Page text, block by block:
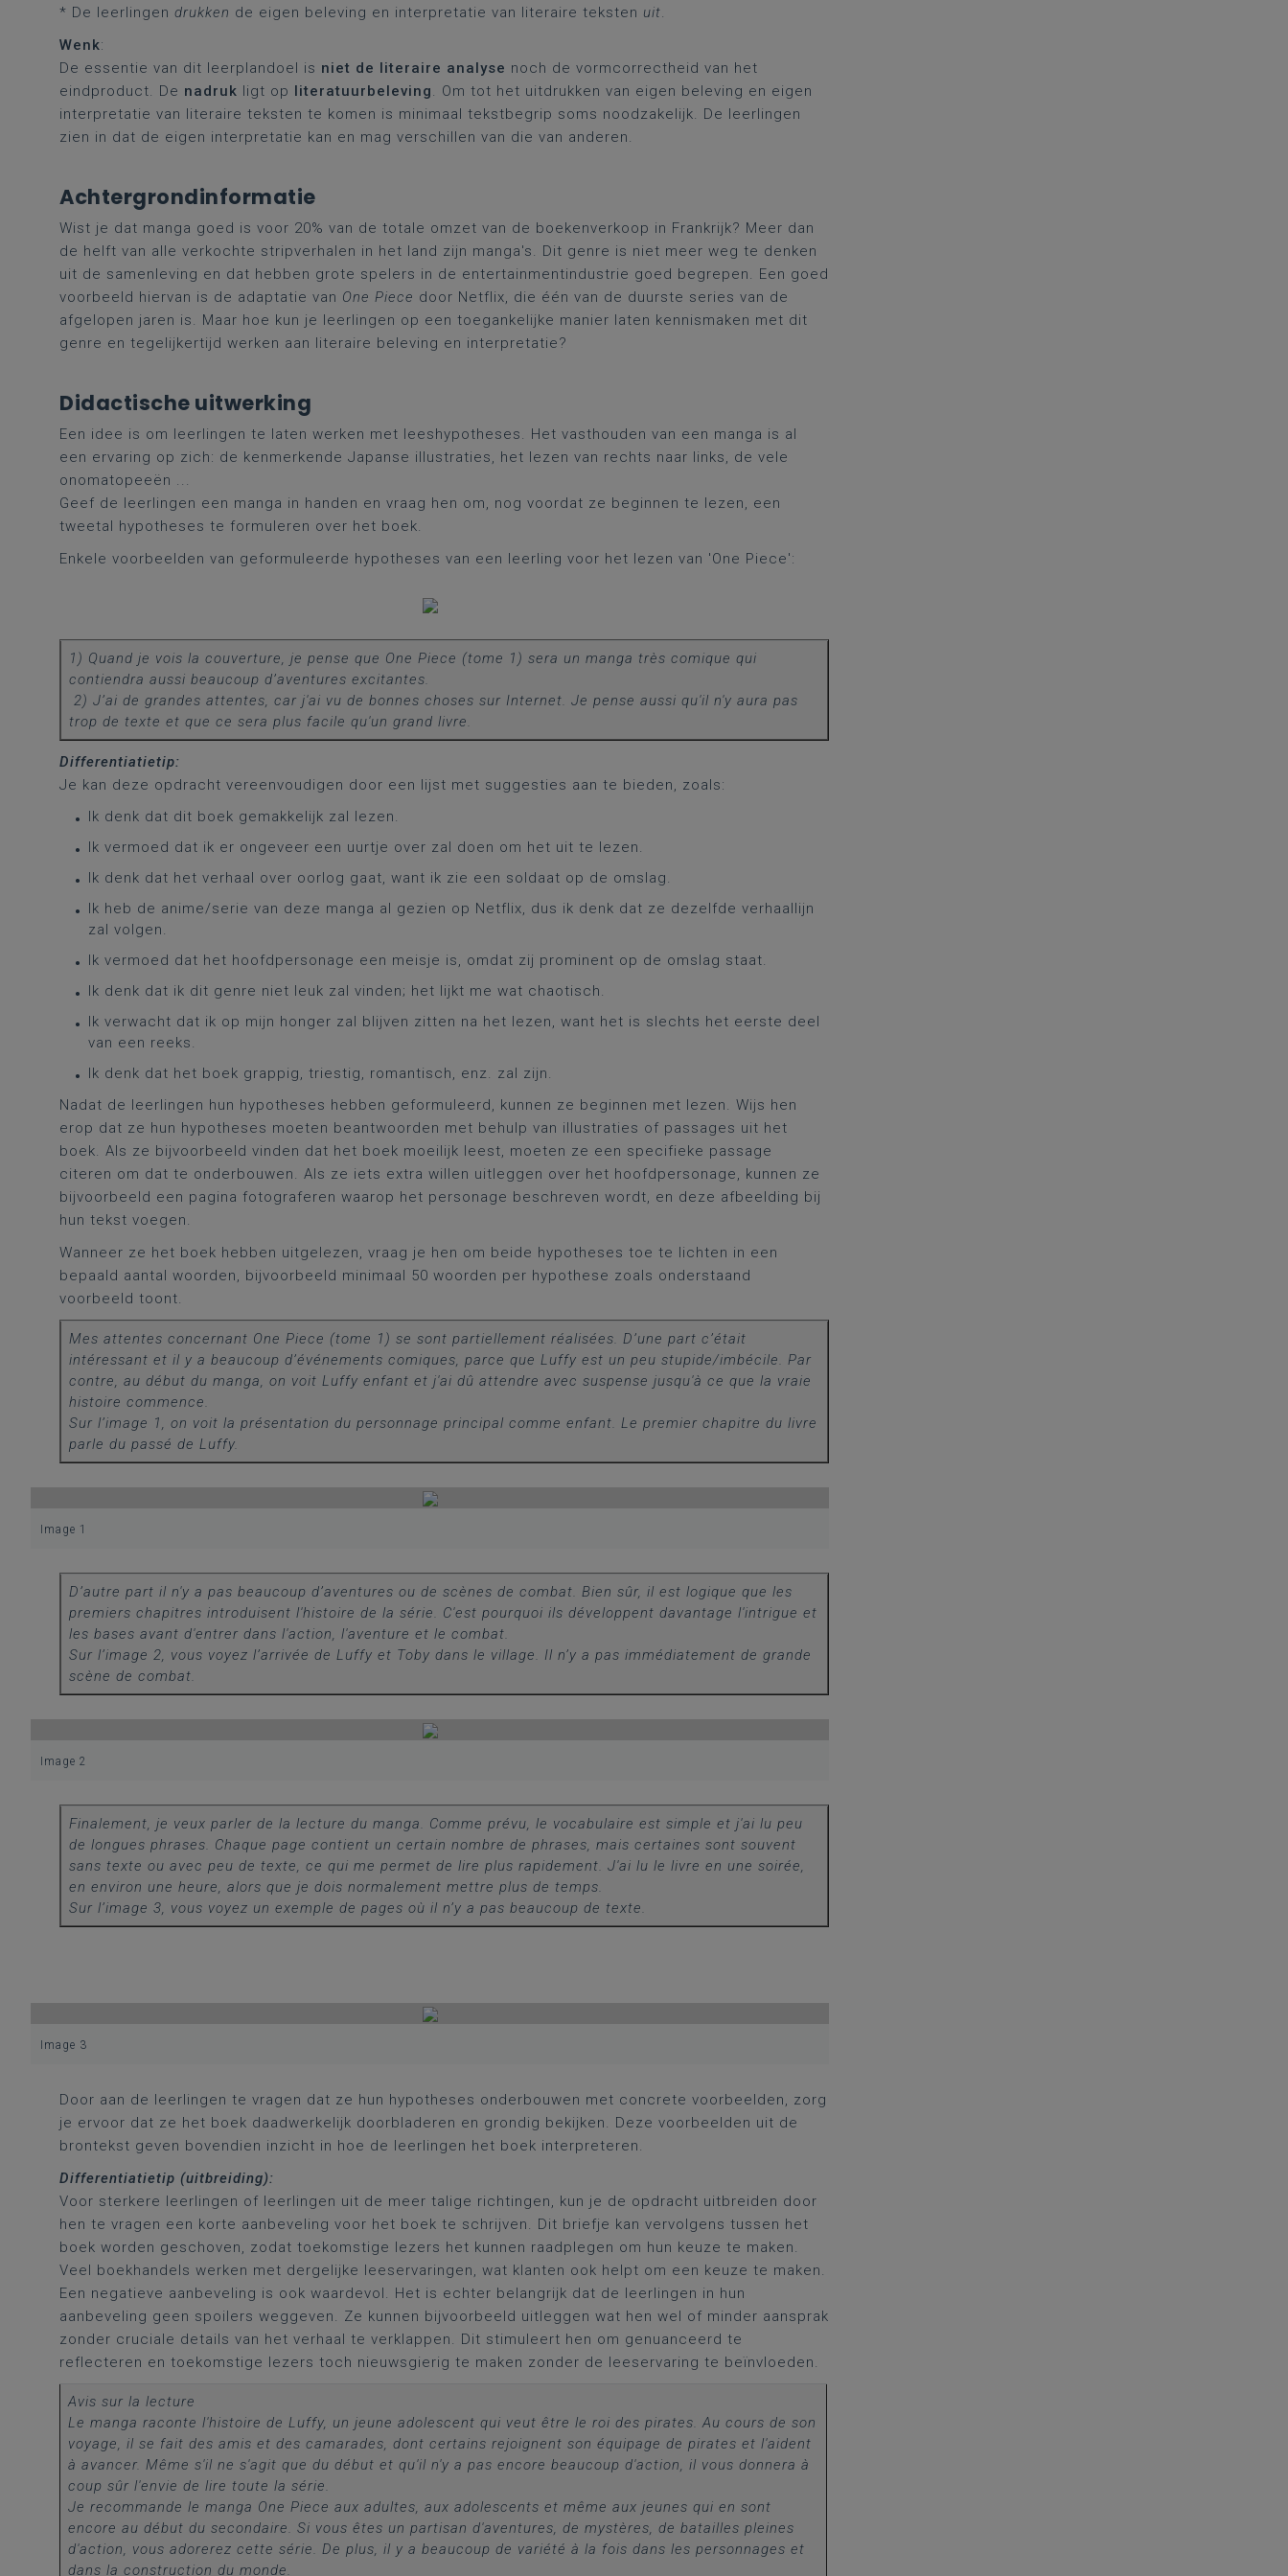
* De leerlingen drukken de eigen beleving en interpretatie van literaire teksten uit.
Wenk:
De essentie van dit leerplandoel is niet de literaire analyse noch de vormcorrectheid van het
eindproduct. De nadruk ligt op literatuurbeleving. Om tot het uitdrukken van eigen beleving en eigen
interpretatie van literaire teksten te komen is minimaal tekstbegrip soms noodzakelijk. De leerlingen
zien in dat de eigen interpretatie kan en mag verschillen van die van anderen.
Achtergrondinformatie
Wist je dat manga goed is voor 20% van de totale omzet van de boekenverkoop in Frankrijk? Meer dan
de helft van alle verkochte stripverhalen in het land zijn manga's. Dit genre is niet meer weg te denken
uit de samenleving en dat hebben grote spelers in de entertainmentindustrie goed begrepen. Een goed
voorbeeld hiervan is de adaptatie van One Piece door Netflix, die één van de duurste series van de
afgelopen jaren is. Maar hoe kun je leerlingen op een toegankelijke manier laten kennismaken met dit
genre en tegelijkertijd werken aan literaire beleving en interpretatie?
Didactische uitwerking
Een idee is om leerlingen te laten werken met leeshypotheses. Het vasthouden van een manga is al
een ervaring op zich: de kenmerkende Japanse illustraties, het lezen van rechts naar links, de vele
onomatopeeën ...
Geef de leerlingen een manga in handen en vraag hen om, nog voordat ze beginnen te lezen, een
tweetal hypotheses te formuleren over het boek.
Enkele voorbeelden van geformuleerde hypotheses van een leerling voor het lezen van 'One Piece':
1) Quand je vois la couverture, je pense que One Piece (tome 1) sera un manga très comique qui
contiendra aussi beaucoup d’aventures excitantes.
2) J’ai de grandes attentes, car j'ai vu de bonnes choses sur Internet. Je pense aussi qu'il n'y aura pas
trop de texte et que ce sera plus facile qu'un grand livre.
Differentiatietip:
Je kan deze opdracht vereenvoudigen door een lijst met suggesties aan te bieden, zoals:
Ik denk dat dit boek gemakkelijk zal lezen.
Ik vermoed dat ik er ongeveer een uurtje over zal doen om het uit te lezen.
Ik denk dat het verhaal over oorlog gaat, want ik zie een soldaat op de omslag.
Ik heb de anime/serie van deze manga al gezien op Netflix, dus ik denk dat ze dezelfde verhaallijn
zal volgen.
Ik vermoed dat het hoofdpersonage een meisje is, omdat zij prominent op de omslag staat.
Ik denk dat ik dit genre niet leuk zal vinden; het lijkt me wat chaotisch.
Ik verwacht dat ik op mijn honger zal blijven zitten na het lezen, want het is slechts het eerste deel
van een reeks.
Ik denk dat het boek grappig, triestig, romantisch, enz. zal zijn.
Nadat de leerlingen hun hypotheses hebben geformuleerd, kunnen ze beginnen met lezen. Wijs hen
erop dat ze hun hypotheses moeten beantwoorden met behulp van illustraties of passages uit het
boek. Als ze bijvoorbeeld vinden dat het boek moeilijk leest, moeten ze een specifieke passage
citeren om dat te onderbouwen. Als ze iets extra willen uitleggen over het hoofdpersonage, kunnen ze
bijvoorbeeld een pagina fotograferen waarop het personage beschreven wordt, en deze afbeelding bij
hun tekst voegen.
Wanneer ze het boek hebben uitgelezen, vraag je hen om beide hypotheses toe te lichten in een
bepaald aantal woorden, bijvoorbeeld minimaal 50 woorden per hypothese zoals onderstaand
voorbeeld toont.
Mes attentes concernant One Piece (tome 1) se sont partiellement réalisées. D’une part c’était
intéressant et il y a beaucoup d’événements comiques, parce que Luffy est un peu stupide/imbécile. Par
contre, au début du manga, on voit Luffy enfant et j'ai dû attendre avec suspense jusqu'à ce que la vraie
histoire commence.
Sur l’image 1, on voit la présentation du personnage principal comme enfant. Le premier chapitre du livre
parle du passé de Luffy.
Image 1
D’autre part il n'y a pas beaucoup d’aventures ou de scènes de combat. Bien sûr, il est logique que les
premiers chapitres introduisent l'histoire de la série. C'est pourquoi ils développent davantage l'intrigue et
les bases avant d'entrer dans l'action, l'aventure et le combat.
Sur l’image 2, vous voyez l’arrivée de Luffy et Toby dans le village. Il n’y a pas immédiatement de grande
scène de combat.
Image 2
Finalement, je veux parler de la lecture du manga. Comme prévu, le vocabulaire est simple et j'ai lu peu
de longues phrases. Chaque page contient un certain nombre de phrases, mais certaines sont souvent
sans texte ou avec peu de texte, ce qui me permet de lire plus rapidement. J'ai lu le livre en une soirée,
en environ une heure, alors que je dois normalement mettre plus de temps.
Sur l’image 3, vous voyez un exemple de pages où il n’y a pas beaucoup de texte.
Image 3
Door aan de leerlingen te vragen dat ze hun hypotheses onderbouwen met concrete voorbeelden, zorg
je ervoor dat ze het boek daadwerkelijk doorbladeren en grondig bekijken. Deze voorbeelden uit de
brontekst geven bovendien inzicht in hoe de leerlingen het boek interpreteren.
Differentiatietip (uitbreiding):
Voor sterkere leerlingen of leerlingen uit de meer talige richtingen, kun je de opdracht uitbreiden door
hen te vragen een korte aanbeveling voor het boek te schrijven. Dit briefje kan vervolgens tussen het
boek worden geschoven, zodat toekomstige lezers het kunnen raadplegen om hun keuze te maken.
Veel boekhandels werken met dergelijke leeservaringen, wat klanten ook helpt om een keuze te maken.
Een negatieve aanbeveling is ook waardevol. Het is echter belangrijk dat de leerlingen in hun
aanbeveling geen spoilers weggeven. Ze kunnen bijvoorbeeld uitleggen wat hen wel of minder aansprak
zonder cruciale details van het verhaal te verklappen. Dit stimuleert hen om genuanceerd te
reflecteren en toekomstige lezers toch nieuwsgierig te maken zonder de leeservaring te beïnvloeden.
Avis sur la lecture
Le manga raconte l'histoire de Luffy, un jeune adolescent qui veut être le roi des pirates. Au cours de son
voyage, il se fait des amis et des camarades, dont certains rejoignent son équipage de pirates et l'aident
à avancer. Même s'il ne s'agit que du début et qu'il n'y a pas encore beaucoup d'action, il vous donnera à
coup sûr l'envie de lire toute la série.
Je recommande le manga One Piece aux adultes, aux adolescents et même aux jeunes qui en sont
encore au début du secondaire. Si vous êtes un partisan d'aventures, de mystères, de batailles pleines
d'action, vous adorerez cette série. De plus, il y a beaucoup de variété à la fois dans les personnages et
dans la construction du monde.